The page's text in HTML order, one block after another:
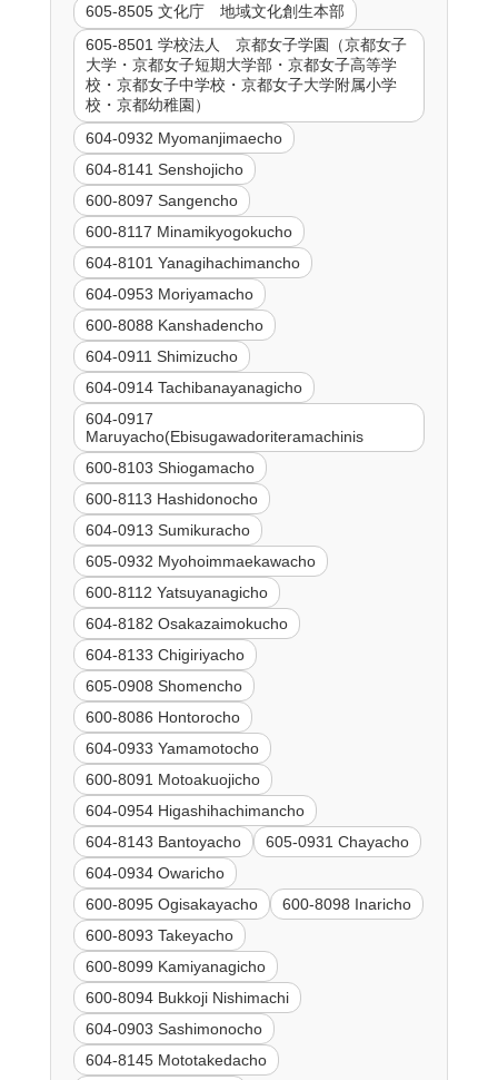
605-8505 文化庁 地域文化創生本部
605-8501 学校法人 京都女子学園（京都女子
大学・京都女子短期大学部・京都女子高等学
校・京都女子中学校・京都女子大学附属小学
校・京都幼稚園）
604-0932 Myomanjimaecho
604-8141 Senshojicho
600-8097 Sangencho
600-8117 Minamikyogokucho
604-8101 Yanagihachimancho
604-0953 Moriyamacho
600-8088 Kanshadencho
604-0911 Shimizucho
604-0914 Tachibanayanagicho
604-0917
Maruyacho(Ebisugawadoriteramachinis
600-8103 Shiogamacho
600-8113 Hashidonocho
604-0913 Sumikuracho
605-0932 Myohoimmaekawacho
600-8112 Yatsuyanagicho
604-8182 Osakazaimokucho
604-8133 Chigiriyacho
605-0908 Shomencho
600-8086 Hontorocho
604-0933 Yamamotocho
600-8091 Motoakuojicho
604-0954 Higashihachimancho
604-8143 Bantoyacho
605-0931 Chayacho
604-0934 Owaricho
600-8095 Ogisakayacho
600-8098 Inaricho
600-8093 Takeyacho
600-8099 Kamiyanagicho
600-8094 Bukkoji Nishimachi
604-0903 Sashimonocho
604-8145 Mototakedacho